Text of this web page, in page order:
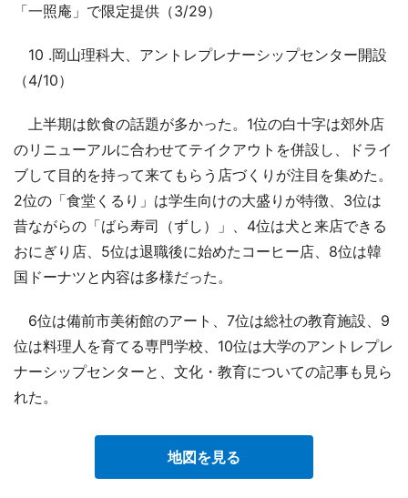
「一照庵」で限定提供（3/29）
10 .岡山理科大、アントレプレナーシップセンター開設
（4/10）
上半期は飲食の話題が多かった。1位の白十字は郊外店
のリニューアルに合わせてテイクアウトを併設し、ドライ
ブして目的を持って来てもらう店づくりが注目を集めた。
2位の「食堂くるり」は学生向けの大盛りが特徴、3位は
昔ながらの「ばら寿司（ずし）」、4位は犬と来店できる
おにぎり店、5位は退職後に始めたコーヒー店、8位は韓
国ドーナツと内容は多様だった。
6位は備前市美術館のアート、7位は総社の教育施設、9
位は料理人を育てる専門学校、10位は大学のアントレプレ
ナーシップセンターと、文化・教育についての記事も見ら
れた。
地図を見る